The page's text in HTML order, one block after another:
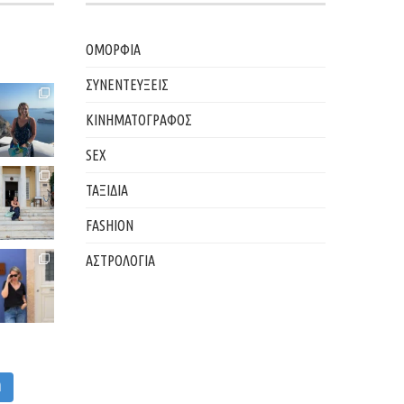
ΟΜΟΡΦΙΑ
ΣΥΝΕΝΤΕΥΞΕΙΣ
ΚΙΝΗΜΑΤΟΓΡΑΦΟΣ
SEX
ΤΑΞΙΔΙΑ
FASHION
ΑΣΤΡΟΛΟΓΙΑ